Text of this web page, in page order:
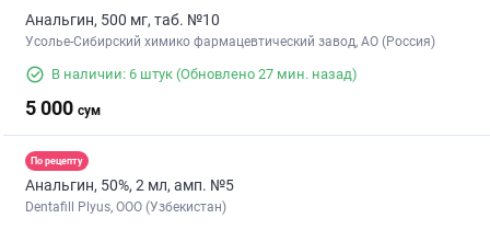
Анальгин, 500 мг, таб. №10
Усолье-Сибирский химико фармацевтический завод, АО (Россия)
В наличии: 6 штук (Обновлено 27 мин. назад)
5 000 сум
По рецепту
Анальгин, 50%, 2 мл, амп. №5
Dentafill Plyus, ООО (Узбекистан)